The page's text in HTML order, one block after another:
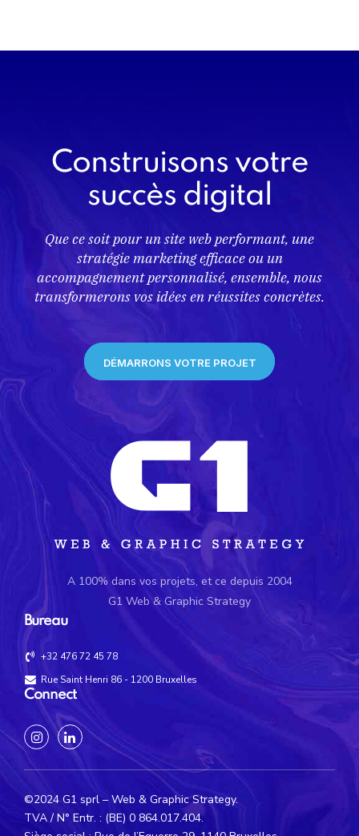
Construisons votre
succès digital
Que ce soit pour un site web performant, une
stratégie marketing efficace ou un
accompagnement personnalisé, ensemble, nous
transformerons vos idées en réussites concrètes.
DÉMARRONS VOTRE PROJET
A 100% dans vos projets, et ce depuis 2004
G1 Web & Graphic Strategy
Bureau
+32 476 72 45 78
Rue Saint Henri 86 - 1200 Bruxelles
Connect
©2024 G1 sprl – Web & Graphic Strategy.
TVA / N° Entr. : (BE) 0 864.017.404.